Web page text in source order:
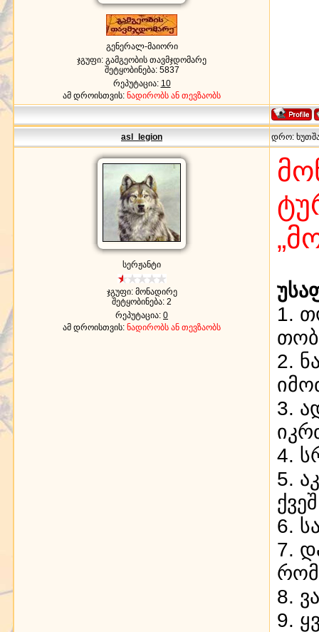
გენერალ-მაიორი
ჯგუფი: გამგეობის თავმჯდომარე
შეტყობინება: 5837
რეპუტაცია: 10
ამ დროისთვის: ნადირობს ან თევზაობს
asl_legion დრო:
სერჟანტი
ჯგუფი: მონადირე
შეტყობინება: 2
რეპუტაცია: 0
ამ დროისთვის: ნადირობს ან თევზაობს
1.
2.
3.
4.
5.
6.
7.
8.
9.